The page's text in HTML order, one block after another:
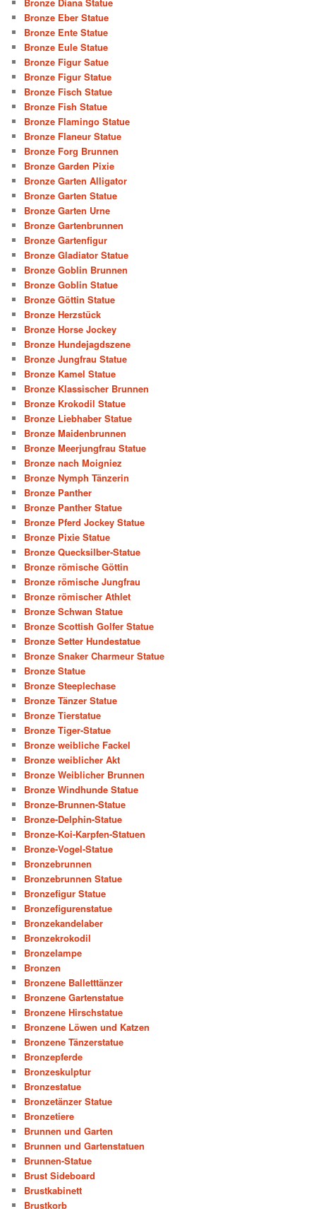
Bronze Eber Statue
Bronze Ente Statue
Bronze Eule Statue
Bronze Figur Satue
Bronze Figur Statue
Bronze Fisch Statue
Bronze Fish Statue
Bronze Flamingo Statue
Bronze Flaneur Statue
Bronze Forg Brunnen
Bronze Garden Pixie
Bronze Garten Alligator
Bronze Garten Statue
Bronze Garten Urne
Bronze Gartenbrunnen
Bronze Gartenfigur
Bronze Gladiator Statue
Bronze Goblin Brunnen
Bronze Goblin Statue
Bronze Göttin Statue
Bronze Herzstück
Bronze Horse Jockey
Bronze Hundejagdszene
Bronze Jungfrau Statue
Bronze Kamel Statue
Bronze Klassischer Brunnen
Bronze Krokodil Statue
Bronze Liebhaber Statue
Bronze Maidenbrunnen
Bronze Meerjungfrau Statue
Bronze nach Moigniez
Bronze Nymph Tänzerin
Bronze Panther
Bronze Panther Statue
Bronze Pferd Jockey Statue
Bronze Pixie Statue
Bronze Quecksilber-Statue
Bronze römische Göttin
Bronze römische Jungfrau
Bronze römischer Athlet
Bronze Schwan Statue
Bronze Scottish Golfer Statue
Bronze Setter Hundestatue
Bronze Snaker Charmeur Statue
Bronze Statue
Bronze Steeplechase
Bronze Tänzer Statue
Bronze Tierstatue
Bronze Tiger-Statue
Bronze weibliche Fackel
Bronze weiblicher Akt
Bronze Weiblicher Brunnen
Bronze Windhunde Statue
Bronze-Brunnen-Statue
Bronze-Delphin-Statue
Bronze-Koi-Karpfen-Statuen
Bronze-Vogel-Statue
Bronzebrunnen
Bronzebrunnen Statue
Bronzefigur Statue
Bronzefigurenstatue
Bronzekandelaber
Bronzekrokodil
Bronzelampe
Bronzen
Bronzene Balletttänzer
Bronzene Gartenstatue
Bronzene Hirschstatue
Bronzene Löwen und Katzen
Bronzene Tänzerstatue
Bronzepferde
Bronzeskulptur
Bronzestatue
Bronzetänzer Statue
Bronzetiere
Brunnen und Garten
Brunnen und Gartenstatuen
Brunnen-Statue
Brust Sideboard
Brustkabinett
Brustkorb